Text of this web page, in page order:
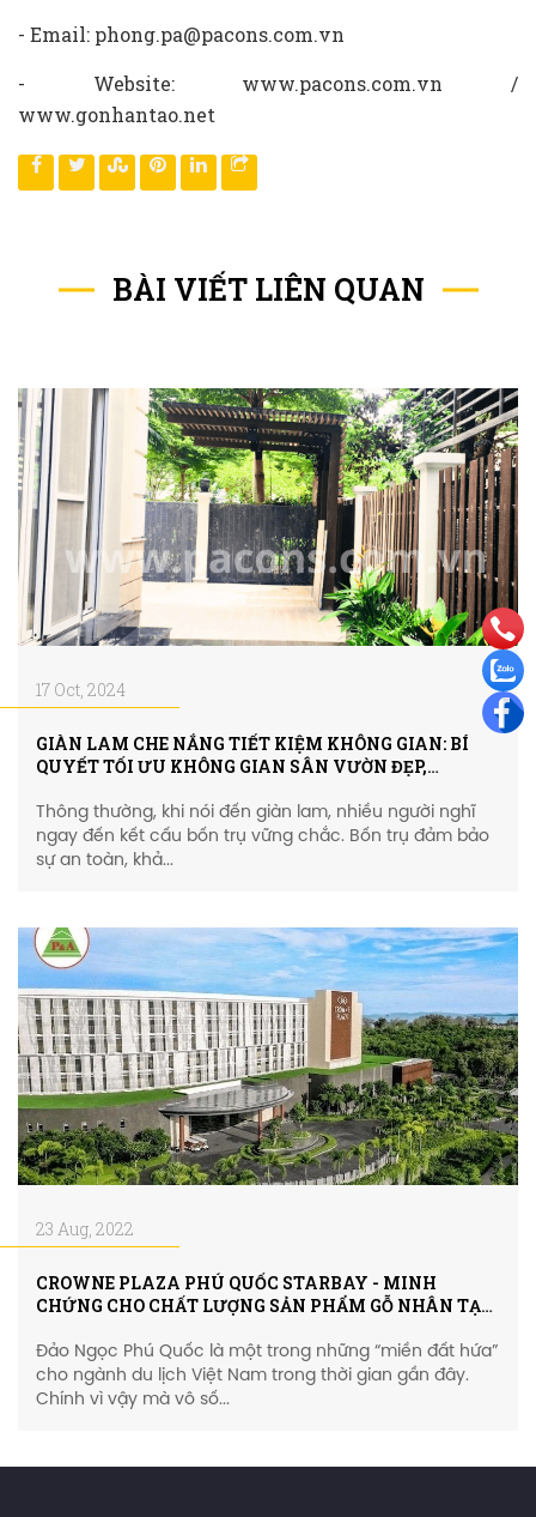
- Email: phong.pa@pacons.com.vn
- Website: www.pacons.com.vn /
www.gonhantao.net
BÀI VIẾT LIÊN QUAN
17 Oct, 2024
GIÀN LAM CHE NẮNG TIẾT KIỆM KHÔNG GIAN: BÍ
QUYẾT TỐI ƯU KHÔNG GIAN SÂN VƯỜN ĐẸP,
Thông thường, khi nói đến giàn lam, nhiều người nghĩ
ngay đến kết cấu bốn trụ vững chắc. Bốn trụ đảm bảo
sự an toàn, khả...
23 Aug, 2022
CROWNE PLAZA PHÚ QUỐC STARBAY - MINH
CHỨNG CHO CHẤT LƯỢNG SẢN PHẨM GỖ NHÂN TẠO
Đảo Ngọc Phú Quốc là một trong những “miền đất hứa”
cho ngành du lịch Việt Nam trong thời gian gần đây.
Chính vì vậy mà vô số...